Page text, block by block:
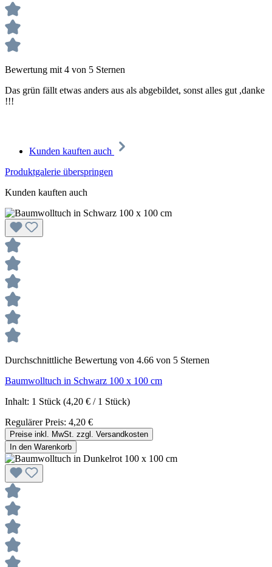
Bewertung mit 4 von 5 Sternen
Das grün fällt etwas anders aus als abgebildet, sonst alles gut ,danke
!!!
Kunden kauften auch
Produktgalerie überspringen
Kunden kauften auch
Durchschnittliche Bewertung von 4.66 von 5 Sternen
Baumwolltuch in Schwarz 100 x 100 cm
Inhalt: 1 Stück (4,20 € / 1 Stück)
Regulärer Preis: 4,20 €
Preise inkl. MwSt. zzgl. Versandkosten
In den Warenkorb